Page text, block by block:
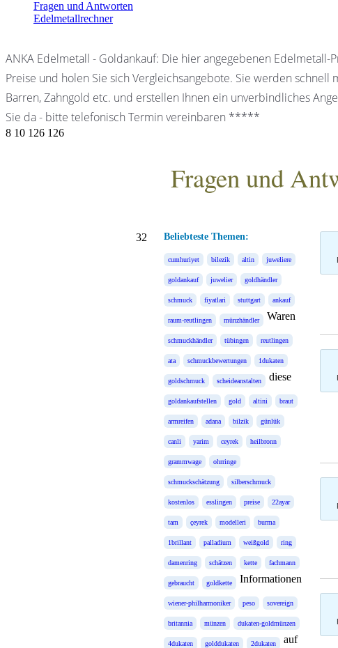
Fragen und Antworten
Edelmetallrechner
ANKA Edelmetall - Goldankauf: Die hier angegebenen
Preise und holen Sie sich Vergleichsangebote. Sie werden
Barren, Zahngold etc. und erstellen Ihnen ein unverbindliches
Sie da - bitte telefonisch Termin vereinbaren *****
8 10 126 126
Fragen und
Beliebteste Themen:
cumhuriyet bilezik altin juweliere
goldankauf juwelier goldhändler
schmuck fiyatlari stuttgart ankauf
raum-reutlingen münzhändler
schmuckhändler tübingen reutlingen
ata schmuckbewertungen 1dukaten
goldschmuck scheideanstalten
goldankaufstellen gold altini braut
armreifen adana bilzik günlük
canli yarim ceyrek heilbronn
grammwage ohrringe
schmuckschätzung silberschmuck
kostenlos esslingen preise 22ayar
tam çeyrek modelleri burma
1brillant palladium weißgold ring
damenring schätzen kette fachmann
gebraucht goldkette
wiener-philharmoniker peso sovereign
britannia münzen dukaten-goldmünzen
4dukaten golddukaten 2dukaten
Waren
diese
Informationen
auf
32